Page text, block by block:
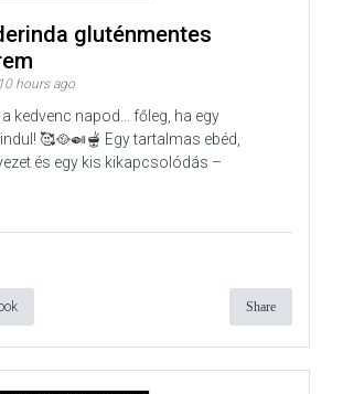
gluténmentes
hours ago
kedvenc napod… főleg, ha egy
🥰🥘🍛🫕 Egy tartalmas ebéd,
és egy kis kikapcsolódás –
Share